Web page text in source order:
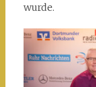
wurde.